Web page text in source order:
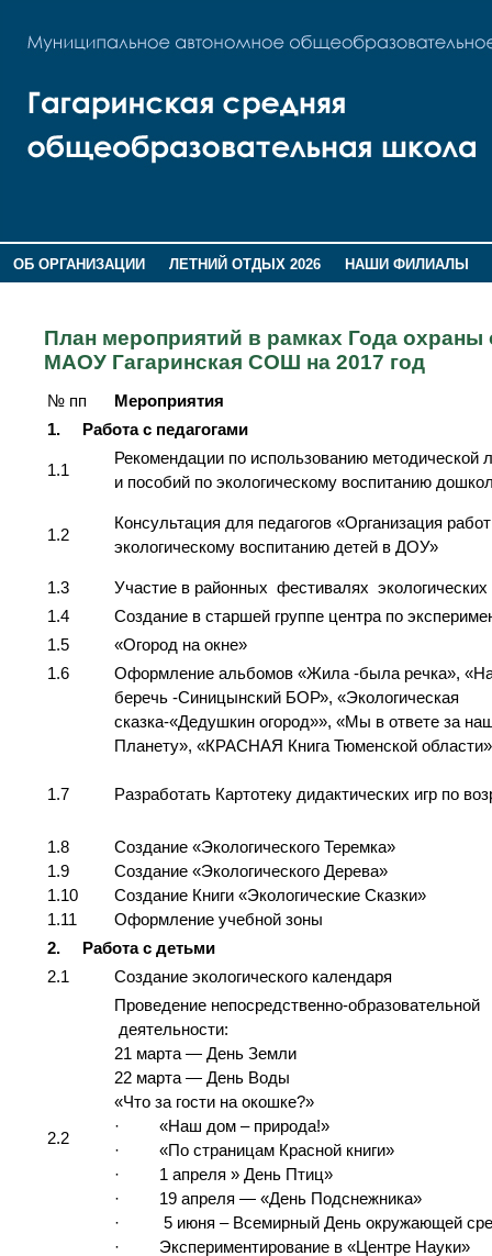
ОБ ОРГАНИЗАЦИИ ЛЕТНИЙ ОТДЫХ 2026
НАШИ ФИЛИАЛЫ
План мероприятий в рамках Года
МАОУ Гагаринская СОШ на 2017 год
№ пп
Мероприятия
1.
Работа с педагогами
1.1
Рекомендации по использованию методической
и пособий по экологическому воспитанию
1.2
Консультация для педагогов «Организация
экологическому воспитанию детей в ДОУ»
1.3
Участие в районных фестивалях экологических
1.4
Создание в старшей группе центра по
1.5
«Огород на окне»
1.6
1.7
Оформление альбомов «Жила -была речка»,
беречь -Синицынский БОР», «Экологическая
сказка-«Дедушкин огород»», «Мы в ответе за
Планету», «КРАСНАЯ Книга Тюменской области»
Разработать Картотеку дидактических игр по
1.8
1.9
1.10
1.11
Создание «Экологического Теремка»
Создание «Экологического Дерева»
Создание Книги «Экологические Сказки»
Оформление учебной зоны
2.
Работа с детьми
2.1
Создание экологического календаря
2.2
Проведение непосредственно-образовательной
деятельности:
21 марта — День Земли
22 марта — День Воды
«Что за гости на окошке?»
· «Наш дом – природа!»
· «По страницам Красной книги»
· 1 апреля » День Птиц»
· 19 апреля — «День Подснежника»
· 5 июня – Всемирный День окружающей
· Экспериментирование в «Центре Науки»